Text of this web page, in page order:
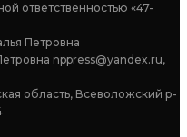
ответственностью «47-
Петровна
nppress@yandex.ru,
область, Всеволожский р-